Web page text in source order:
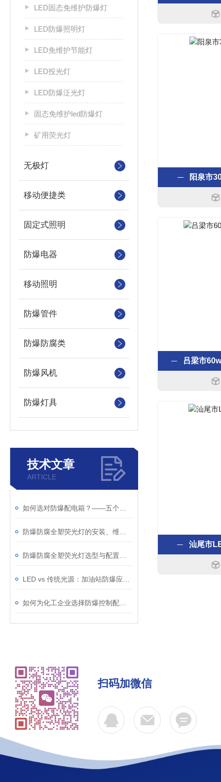
LED固态免维护防爆灯
LED防爆照明灯
LED免维护节能灯
LED投光灯
LED防爆泛光灯
固态免维护led防爆灯
矿用荧光灯
无极灯
移动便捷类
固定式照明
防爆电器
移动照明
防爆管件
防爆防腐类
防爆风机
防爆灯具
技术文章
ARTICLE
阳泉市
吕梁市
汕尾市
扫码加微信